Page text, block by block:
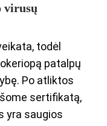
virusų
todėl
patalpų
Po atliktos
sertifikatą,
yra saugios